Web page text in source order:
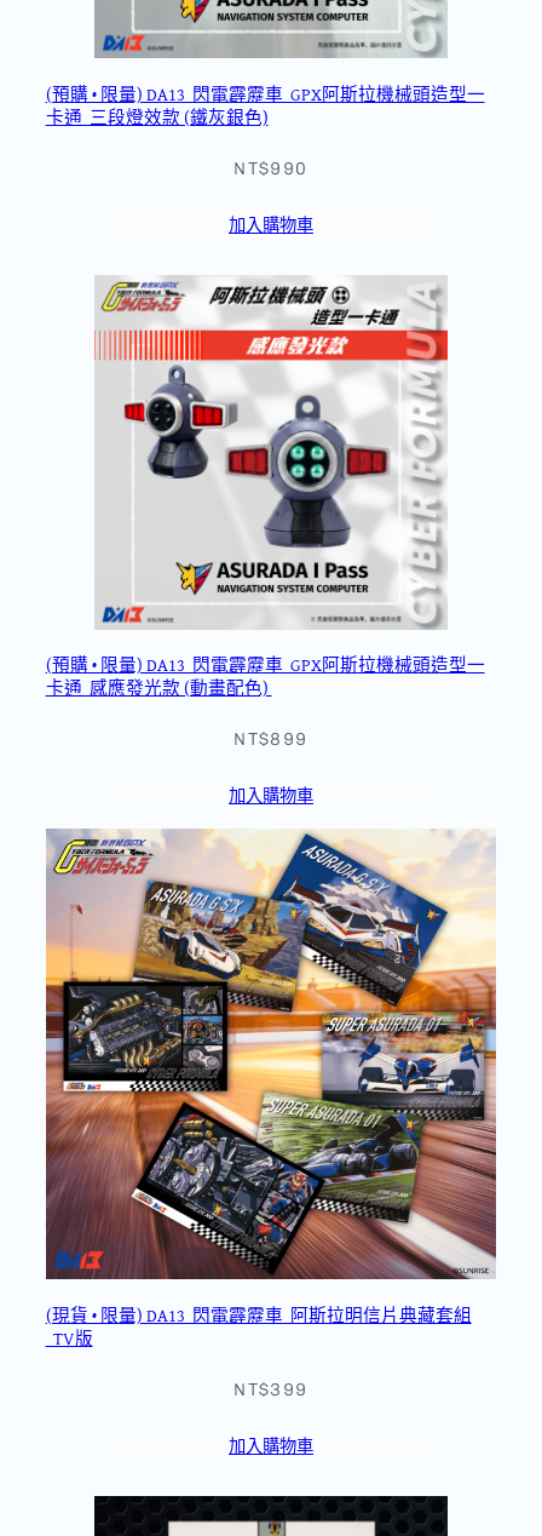
(預購 • 限量) DA13_閃電霹靂車_GPX阿斯拉機械頭造型一
卡通_三段燈效款 (鐵灰銀色)
NT$990
加入購物車
(預購 • 限量) DA13_閃電霹靂車_GPX阿斯拉機械頭造型一
卡通_感應發光款 (動畫配色)
NT$899
加入購物車
(現貨 • 限量) DA13_閃電霹靂車_阿斯拉明信片典藏套組
_TV版
NT$399
加入購物車